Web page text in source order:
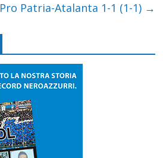
Pro Patria-Atalanta 1-1 (1-1) →